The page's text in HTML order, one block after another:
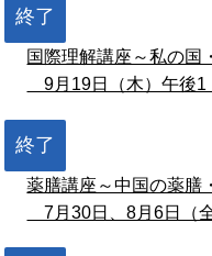
終了
国際理解講座～私の国
9月19日（木）午後1
終了
薬膳講座～中国の薬膳
7月30日、8月6日（